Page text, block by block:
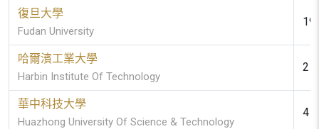
復旦大學
Fudan University
19
哈爾濱工業大學
Harbin Institute Of Technology
2 (
華中科技大學
Huazhong University Of Science & Technology
4 (